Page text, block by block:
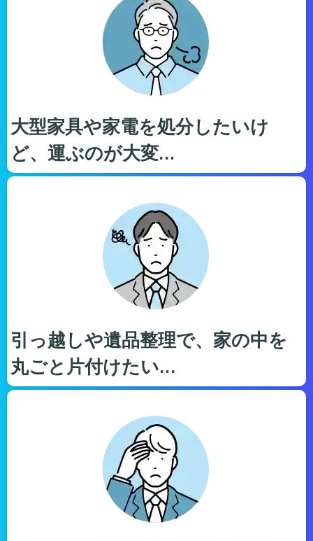
大型家具や家電を処分したいけ
ど、運ぶのが大変…
引っ越しや遺品整理で、家の中を
丸ごと片付けたい…